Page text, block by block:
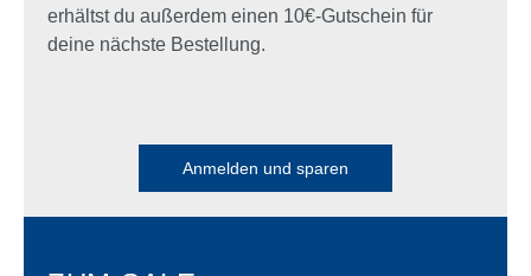
erhältst du außerdem einen 10€-Gutschein für
deine nächste Bestellung.
Anmelden und sparen